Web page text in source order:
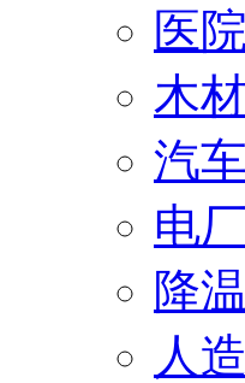
医
木
汽
电
降
人